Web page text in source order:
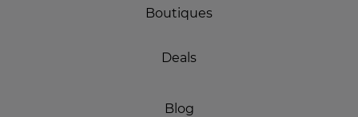
Boutiques
Deals
Blog